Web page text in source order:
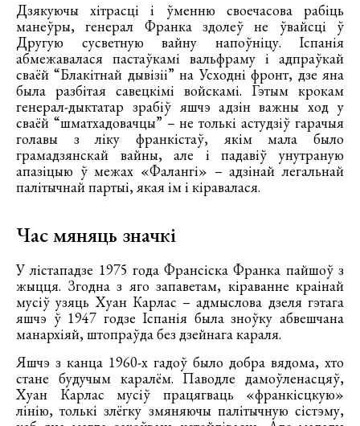
Дзякуючы хітрасці і ўменню своечасова рабіць
манеўры, генерал Франка здолеў не ўвайсці ў
Другую сусветную вайну напоўніцу. Іспанія
абмежавалася пастаўкамі вальфраму і адпраўкай
сваёй “Блакітнай дывізіі” на Усходні фронт, дзе яна
была разбітая савецкімі войскамі. Гэтым крокам
генерал-дыктатар зрабіў яшчэ адзін важны ход у
сваёй “шматхадовачцы” – не толькі астудзіў гарачыя
голавы з ліку франкістаў, якім мала было
грамадзянскай вайны, але і падавіў унутраную
апазіцыю ў межах «Фалангі» – адзінай легальнай
палітычнай партыі, якая ім і кіравалася.
Час мяняць значкі
У лістападзе 1975 года Франсіска Франка пайшоў з
жыцця. Згодна з яго запаветам, кіраванне краінай
мусіў узяць Хуан Карлас – адмыслова дзеля гэтага
яшчэ ў 1947 годзе Іспанія была зноўку абвешчана
манархіяй, штопраўда без дзейнага караля.
Яшчэ з канца 1960-х гадоў было добра вядома, хто
стане будучым каралём. Паводле дамоўленасцяў,
Хуан Карлас мусіў працягваць «франкісцкую»
лінію, толькі злёгку змяняючы палітычную сістэму,